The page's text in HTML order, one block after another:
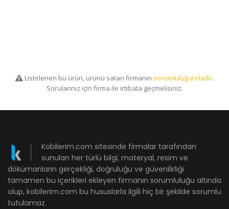
Listelenen bu ürün, ürünü satan firmanın sorumluluğundadır.
Sorularınız için firma ile irtibata geçmelisiniz.
Kobilerim.com sitesinde firmalar tarafından
sunulan her türlü bilgi, materyal, resim ve
dökümanların gerçekliği, doğruluğu ve güvenilirliği
tamamen bu içerikleri ekleyen firmanın sorumluluğu altında
olup, kobilerim.com bu hususlarla ilgili hiç bir şekilde sorumlu
tutulamaz.